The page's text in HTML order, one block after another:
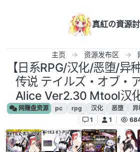
真紅の資源
主页 资源发布区
【日系RPG/汉化/恶堕/异
传说 テイルズ・オブ・
Alice Ver2.30 Mtool汉
网赚盘资源 pc rpg 汉化 恶堕 异
1
1